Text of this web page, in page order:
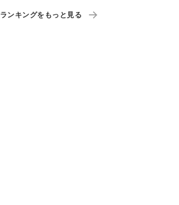
ランキングをもっと見る